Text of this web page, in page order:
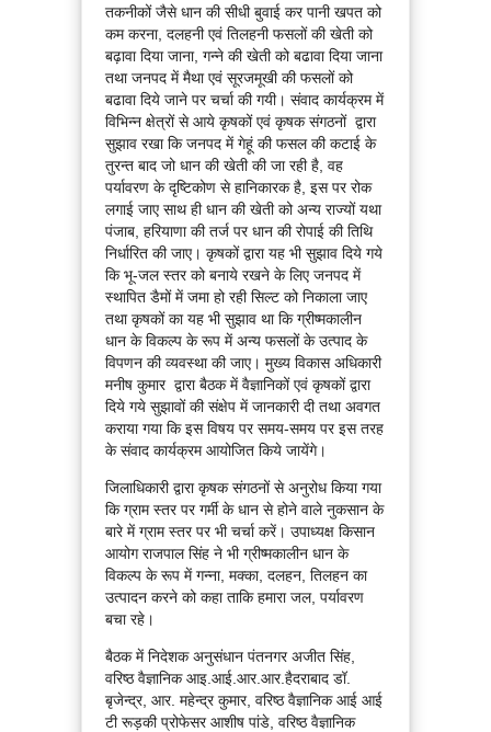
तकनीकों जैसे धान की सीधी बुवाई कर पानी खपत को
कम करना, दलहनी एवं तिलहनी फसलों की खेती को
बढ़ावा दिया जाना, गन्ने की खेती को बढावा दिया जाना
तथा जनपद में मैथा एवं सूरजमूखी की फसलों को
बढावा दिये जाने पर चर्चा की गयी। संवाद कार्यक्रम में
विभिन्न क्षेत्रों से आये कृषकों एवं कृषक संगठनों द्वारा
सुझाव रखा कि जनपद में गेहूं की फसल की कटाई के
तुरन्त बाद जो धान की खेती की जा रही है, वह
पर्यावरण के दृष्टिकोण से हानिकारक है, इस पर रोक
लगाई जाए साथ ही धान की खेती को अन्य राज्यों यथा
पंजाब, हरियाणा की तर्ज पर धान की रोपाई की तिथि
निर्धारित की जाए। कृषकों द्वारा यह भी सुझाव दिये गये
कि भू-जल स्तर को बनाये रखने के लिए जनपद में
स्थापित डैमों में जमा हो रही सिल्ट को निकाला जाए
तथा कृषकों का यह भी सुझाव था कि ग्रीष्मकालीन
धान के विकल्प के रूप में अन्य फसलों के उत्पाद के
विपणन की व्यवस्था की जाए। मुख्य विकास अधिकारी
मनीष कुमार द्वारा बैठक में वैज्ञानिकों एवं कृषकों द्वारा
दिये गये सुझावों की संक्षेप में जानकारी दी तथा अवगत
कराया गया कि इस विषय पर समय-समय पर इस तरह
के संवाद कार्यक्रम आयोजित किये जायेंगे।
जिलाधिकारी द्वारा कृषक संगठनों से अनुरोध किया गया
कि ग्राम स्तर पर गर्मी के धान से होने वाले नुकसान के
बारे में ग्राम स्तर पर भी चर्चा करें। उपाध्यक्ष किसान
आयोग राजपाल सिंह ने भी ग्रीष्मकालीन धान के
विकल्प के रूप में गन्ना, मक्का, दलहन, तिलहन का
उत्पादन करने को कहा ताकि हमारा जल, पर्यावरण
बचा रहे।
बैठक में निदेशक अनुसंधान पंतनगर अजीत सिंह,
वरिष्ठ वैज्ञानिक आइ.आई.आर.आर.हैदराबाद डॉ.
बृजेन्द्र, आर. महेन्द्र कुमार, वरिष्ठ वैज्ञानिक आई आई
टी रूड़की प्रोफेसर आशीष पांडे, वरिष्ठ वैज्ञानिक